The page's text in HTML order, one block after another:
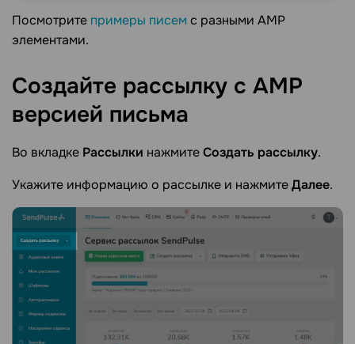
Посмотрите примеры писем с разными АМР
элементами.
Создайте рассылку с AMP
версией письма
Во вкладке Рассылки нажмитеСоздать рассылку.
Укажите информацию о рассылке и нажмитеДалее.